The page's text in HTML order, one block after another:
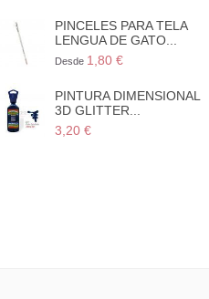
PINCELES PARA TELA
LENGUA DE GATO...
Desde 1,80 €
PINTURA DIMENSIONAL
3D GLITTER...
3,20 €